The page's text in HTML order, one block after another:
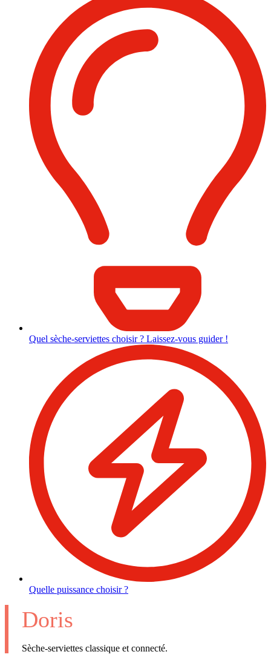
Quel sèche-serviettes choisir ? Laissez-vous guider !
Quelle puissance choisir ?
Doris
Sèche-serviettes classique et connecté.